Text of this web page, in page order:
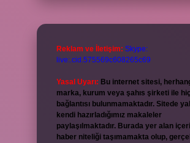
Reklam ve İletişim: Skype:
live:.cid.575569c608265c69
Yasal Uyarı: Bu internet sitesi,
marka, kurum veya şahıs şirketi ile
bağlantısı bulunmamaktadır. Sitede
kendi hazırladığımız makaleler
paylaşılmaktadır. Burada yer alan
haber niteliği taşımamakta olup,